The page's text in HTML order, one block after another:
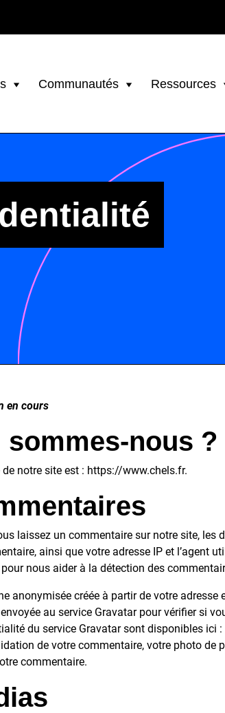
Communautés Ressources
en cours
sommes-nous ?
de notre site est : https://www.chels.fr.
laissez un commentaire sur notre site, les
ainsi que votre adresse IP et l’agent
nous aider à la détection des
anonymisée créée à partir de votre
au service Gravatar pour vérifier si
du service Gravatar sont disponibles
de votre commentaire, votre photo de
commentaire.